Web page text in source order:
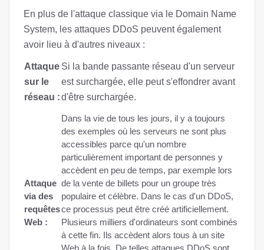
En plus de l'attaque classique via le Domain Name
System, les attaques DDoS peuvent également
avoir lieu à d'autres niveaux :
Attaque
sur le
réseau :
Si la bande passante réseau d'un serveur
est surchargée, elle peut s'effondrer avant
d'être surchargée.
Attaque
via des
requêtes
Web :
Dans la vie de tous les jours, il y a toujours
des exemples où les serveurs ne sont plus
accessibles parce qu'un nombre
particulièrement important de personnes y
accèdent en peu de temps, par exemple lors
de la vente de billets pour un groupe très
populaire et célèbre. Dans le cas d'un DDoS,
ce processus peut être créé artificiellement.
Plusieurs milliers d'ordinateurs sont combinés
à cette fin. Ils accèdent alors tous à un site
Web à la fois. De telles attaques DDoS sont